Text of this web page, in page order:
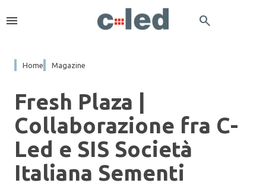
menu search
Home Magazine
Fresh Plaza |
Collaborazione fra C-
Led e SIS Società
Italiana Sementi